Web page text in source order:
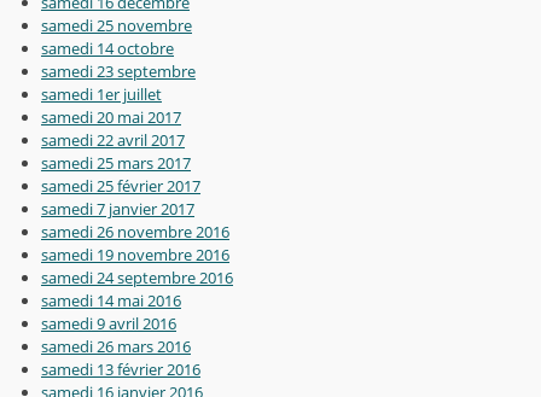
samedi 25 novembre
samedi 14 octobre
samedi 23 septembre
samedi 1er juillet
samedi 20 mai 2017
samedi 22 avril 2017
samedi 25 mars 2017
samedi 25 février 2017
samedi 7 janvier 2017
samedi 26 novembre 2016
samedi 19 novembre 2016
samedi 24 septembre 2016
samedi 14 mai 2016
samedi 9 avril 2016
samedi 26 mars 2016
samedi 13 février 2016
samedi 16 janvier 2016